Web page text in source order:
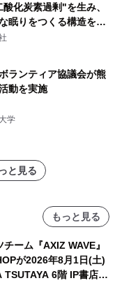
化炭素過剰"を生み、
眠りをつくる構造を解
ランティア協議会が熊
動を実施
学
と見る
もっと見る
ーム『AXIZ WAVE』
が2026年8月1日(土)
TSUTAYA 6階 IP書店で